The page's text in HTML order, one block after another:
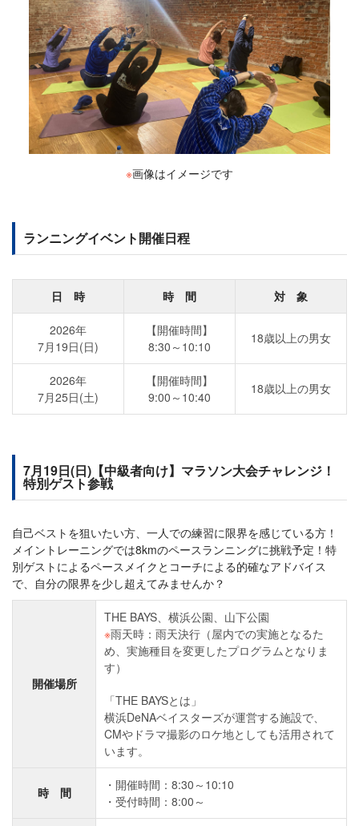
※画像はイメージです
ランニングイベント開催日程
日 時 時 間 対 象
2026年
7月19日(日)
【開催時間】
8:30～10:10
18歳以上の男女
2026年
7月25日(土)
【開催時間】
9:00～10:40
18歳以上の男女
7月19日(日)【中級者向け】マラソン大会チャレンジ！
特別ゲスト参戦
自己ベストを狙いたい方、一人での練習に限界を感じている方！
メイントレーニングでは8kmのペースランニングに挑戦予定！特
別ゲストによるペースメイクとコーチによる的確なアドバイス
で、自分の限界を少し超えてみませんか？
開催場所
THE BAYS、横浜公園、山下公園
※雨天時：雨天決行（屋内での実施となるた
め、実施種目を変更したプログラムとなりま
す）
「THE BAYSとは」
横浜DeNAベイスターズが運営する施設で、
CMやドラマ撮影のロケ地としても活用されて
います。
時 間
開催時間：8:30～10:10
受付時間：8:00～